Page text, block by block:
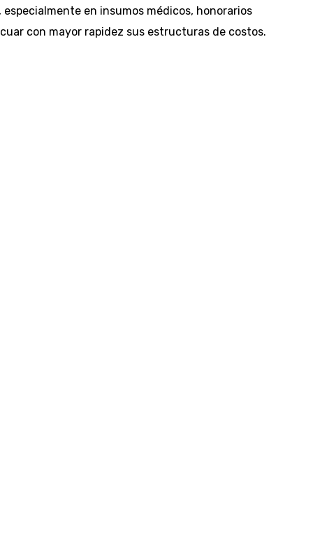
en insumos médicos, honorarios
con mayor rapidez sus estructuras de costos.